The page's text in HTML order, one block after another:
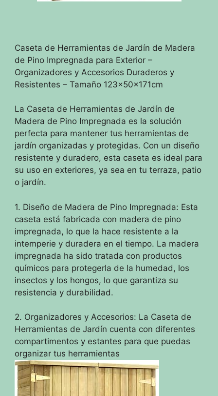
Caseta de Herramientas de Jardín de Madera
de Pino Impregnada para Exterior –
Organizadores y Accesorios Duraderos y
Resistentes – Tamaño 123x50x171cm
La Caseta de Herramientas de Jardín de
Madera de Pino Impregnada es la solución
perfecta para mantener tus herramientas de
jardín organizadas y protegidas. Con un diseño
resistente y duradero, esta caseta es ideal para
su uso en exteriores, ya sea en tu terraza, patio
o jardín.
1. Diseño de Madera de Pino Impregnada: Esta
caseta está fabricada con madera de pino
impregnada, lo que la hace resistente a la
intemperie y duradera en el tiempo. La madera
impregnada ha sido tratada con productos
químicos para protegerla de la humedad, los
insectos y los hongos, lo que garantiza su
resistencia y durabilidad.
2. Organizadores y Accesorios: La Caseta de
Herramientas de Jardín cuenta con diferentes
compartimentos y estantes para que puedas
organizar tus herramientas